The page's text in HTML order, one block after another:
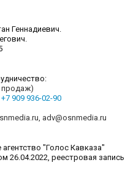
Геннадиевич.
продаж)
+7 909 936-02-90
adv@osnmedia.ru
"Голос Кавказа"
26.04.2022, реестровая запись